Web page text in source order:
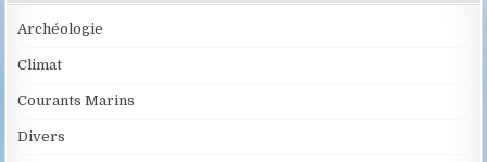
Archéologie
Climat
Courants Marins
Divers